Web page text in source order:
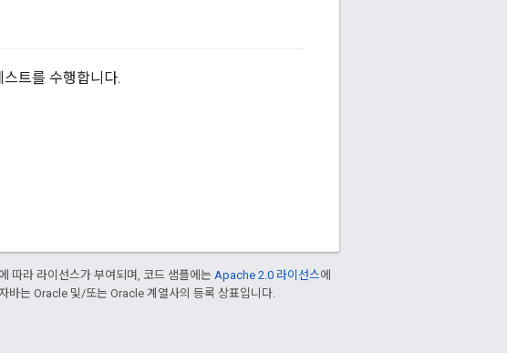
트를 수행합니다.
에 따라 라이선스가 부여되며, 코드 샘플에는 Apache 2.0 라이선스에
바는 Oracle 및/또는 Oracle 계열사의 등록 상표입니다.